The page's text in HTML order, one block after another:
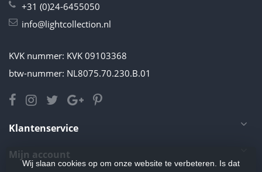
+31 (0)24-6455050
info@lightcollection.nl
KVK nummer: KVK 09103368
btw-nummer: NL8075.70.230.B.01
Klantenservice
Mijn account
Wij slaan cookies op om onze website te verbeteren. Is dat